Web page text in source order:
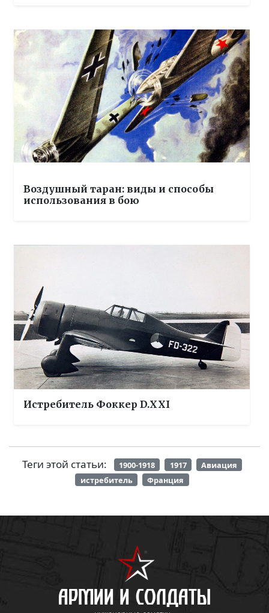
Воздушный таран: виды и способы
использования в бою
Истребитель Фоккер D.XXI
Теги этой статьи: 1900-1918 1917
Авиация
истребитель
Франция